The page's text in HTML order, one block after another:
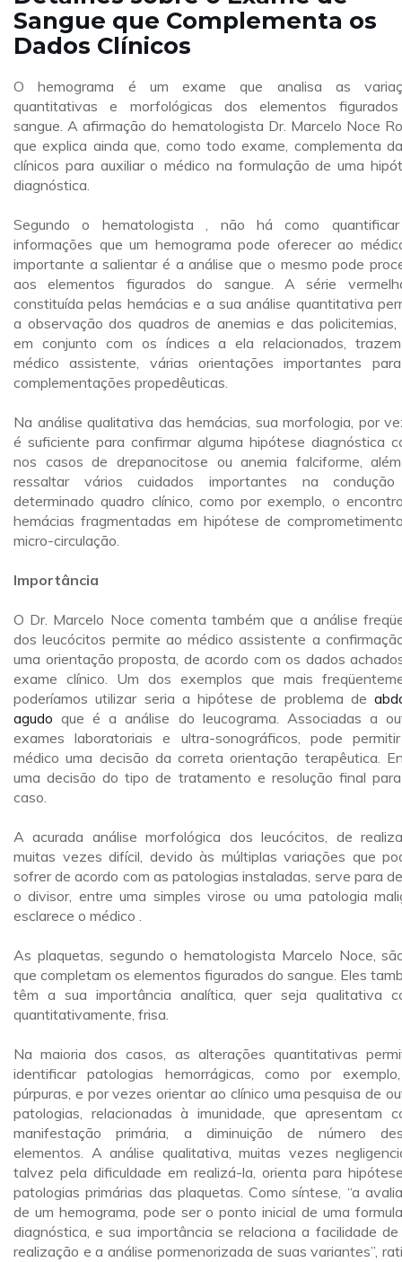
Sangue que Complementa os
Dados Clínicos
O hemograma é um exame que analisa as
quantitativas e morfológicas dos elementos
sangue. A afirmação do hematologista Dr. Marcelo Noce
que explica ainda que, como todo exame, complementa
clínicos para auxiliar o médico na formulação de uma
diagnóstica.
Segundo o hematologista , não há como
informações que um hemograma pode oferecer ao
importante a salientar é a análise que o mesmo pode
aos elementos figurados do sangue. A série
constituída pelas hemácias e a sua análise quantitativa
a observação dos quadros de anemias e das policitemias,
em conjunto com os índices a ela relacionados,
médico assistente, várias orientações importantes
complementações propedêuticas.
Na análise qualitativa das hemácias, sua morfologia, por
é suficiente para confirmar alguma hipótese diagnóstica
nos casos de drepanocitose ou anemia falciforme,
ressaltar vários cuidados importantes na
determinado quadro clínico, como por exemplo, o
hemácias fragmentadas em hipótese de
micro-circulação.
Importância
O Dr. Marcelo Noce comenta também que a análise
dos leucócitos permite ao médico assistente a
uma orientação proposta, de acordo com os dados
exame clínico. Um dos exemplos que mais
poderíamos utilizar seria a hipótese de problema de
agudo que é a análise do leucograma. Associadas a
exames laboratoriais e ultra-sonográficos, pode
médico uma decisão da correta orientação terapêutica.
uma decisão do tipo de tratamento e resolução final
caso.
A acurada análise morfológica dos leucócitos, de
muitas vezes difícil, devido às múltiplas variações que
sofrer de acordo com as patologias instaladas, serve para
o divisor, entre uma simples virose ou uma patologia
esclarece o médico .
As plaquetas, segundo o hematologista Marcelo Noce,
que completam os elementos figurados do sangue. Eles
têm a sua importância analítica, quer seja qualitativa
quantitativamente, frisa.
Na maioria dos casos, as alterações quantitativas
identificar patologias hemorrágicas, como por
púrpuras, e por vezes orientar ao clínico uma pesquisa de
patologias, relacionadas à imunidade, que apresentam
manifestação primária, a diminuição de número
elementos. A análise qualitativa, muitas vezes
talvez pela dificuldade em realizá-la, orienta para
patologias primárias das plaquetas. Como síntese, “a
de um hemograma, pode ser o ponto inicial de uma
diagnóstica, e sua importância se relaciona a facilidade de
realização e a análise pormenorizada de suas variantes”,